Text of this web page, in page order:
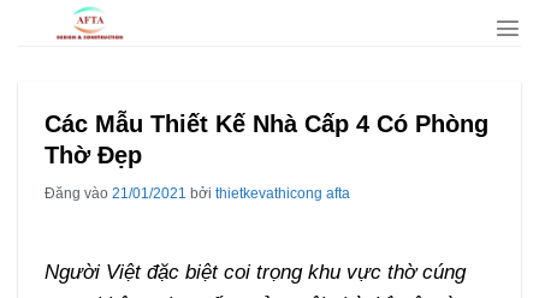
Các Mẫu Thiết Kế Nhà Cấp 4 Có Phòng
Thờ Đẹp
Đăng vào 21/01/2021 bởi thietkevathicong afta
Người Việt đặc biệt coi trọng khu vực thờ cúng